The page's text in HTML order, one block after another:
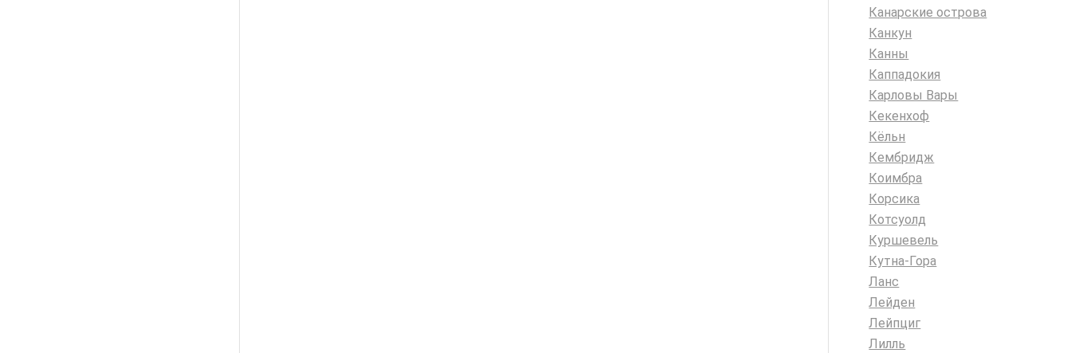
Канарские острова
Канкун
Канны
Каппадокия
Карловы Вары
Кекенхоф
Кёльн
Кембридж
Коимбра
Корсика
Котсуолд
Куршевель
Кутна-Гора
Ланс
Лейден
Лейпциг
Лилль